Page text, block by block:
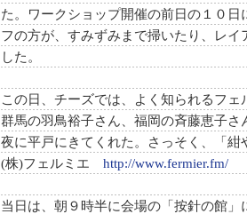
た。ワークショップ開催の前日の１０
フの方が、すみずみまで掃いたり、レ
した。
この日、チーズでは、よく知られるフ
群馬の羽鳥裕子さん、福岡の斉藤恵子さ
夜に平戸にきてくれた。さっそく、「紺
(株)フェルミエ http://www.fermier.fm/
当日は、朝９時半に会場の「按針の館